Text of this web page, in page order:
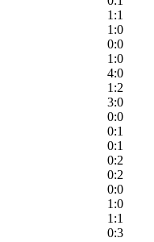
1:1
1:0
0:0
1:0
4:0
1:2
3:0
0:0
0:1
0:1
0:2
0:2
0:0
1:0
1:1
0:3